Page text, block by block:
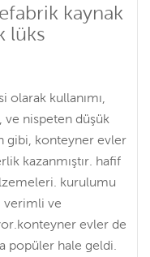
kaynak
lüks
kullanımı,
ve nispeten düşük
gibi, konteyner evler
kazanmıştır. hafif
kurulumu
verimli ve
evler de
popüler hale geldi.